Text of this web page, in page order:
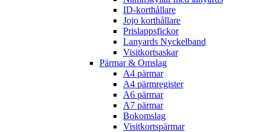
ID-korthållare
Jojo korthållare
Prislappsfickor
Lanyards Nyckelband
Visitkortsaskar
Pärmar & Omslag
A4 pärmar
A4 pärmregister
A6 pärmar
A7 pärmar
Bokomslag
Visitkortspärmar